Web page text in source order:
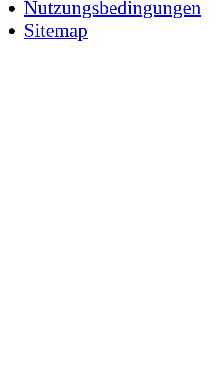
Nutzungsbedingungen
Sitemap